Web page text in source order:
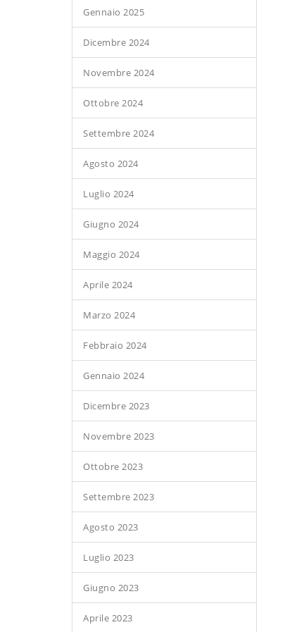
Gennaio 2025
Dicembre 2024
Novembre 2024
Ottobre 2024
Settembre 2024
Agosto 2024
Luglio 2024
Giugno 2024
Maggio 2024
Aprile 2024
Marzo 2024
Febbraio 2024
Gennaio 2024
Dicembre 2023
Novembre 2023
Ottobre 2023
Settembre 2023
Agosto 2023
Luglio 2023
Giugno 2023
Aprile 2023